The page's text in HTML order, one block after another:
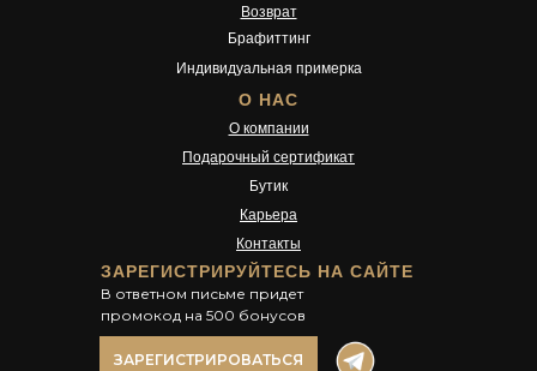
О НАС
ЗАРЕГИСТРИРУЙТЕСЬ НА САЙТЕ
В ответном письме придет
промокод на 500 бонусов
Брафиттинг
Индивидуальная примерка
Возврат
Подарочный сертификат
О компании
Бутик
Карьера
ЗАРЕГИСТРИРОВАТЬСЯ
Контакты